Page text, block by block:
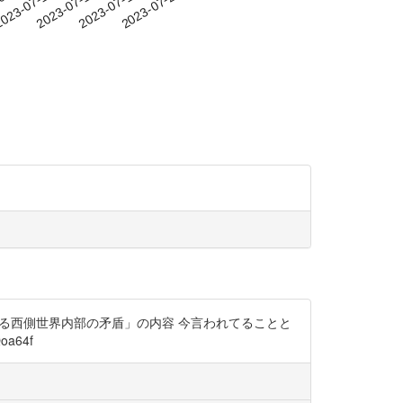
側世界内部の矛盾」の内容 今言われてることと